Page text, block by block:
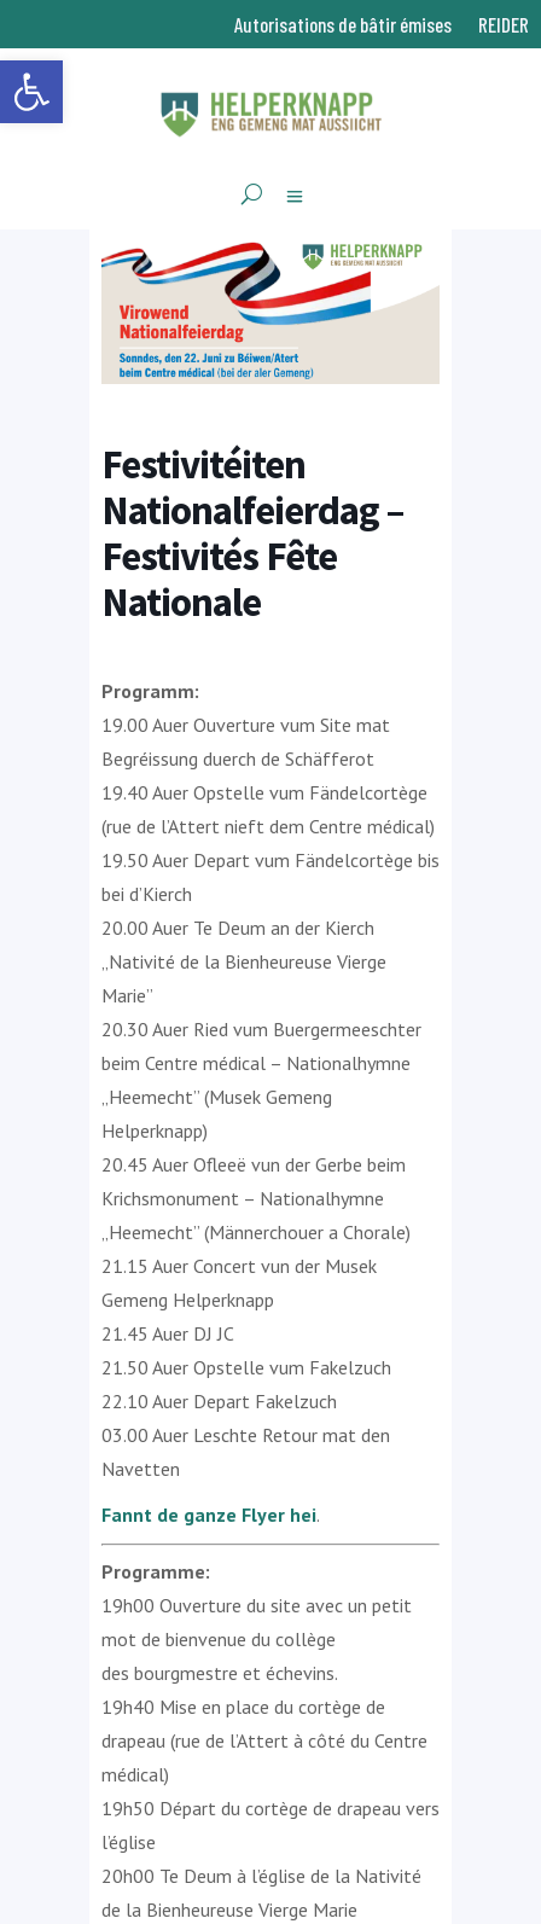
Ouvrir la barre d’outils
Autorisations de bâtir émises REIDER
Festivitéiten
Nationalfeierdag –
Festivités Fête
Nationale
Programm:
19.00 Auer Ouverture vum Site mat
Begréissung duerch de Schäfferot
19.40 Auer Opstelle vum Fändelcortège
(rue de l’Attert nieft dem Centre médical)
19.50 Auer Depart vum Fändelcortège bis
bei d’Kierch
20.00 Auer Te Deum an der Kierch
„Nativité de la Bienheureuse Vierge
Marie”
20.30 Auer Ried vum Buergermeeschter
beim Centre médical – Nationalhymne
„Heemecht” (Musek Gemeng
Helperknapp)
20.45 Auer Ofleeë vun der Gerbe beim
Krichsmonument – Nationalhymne
„Heemecht” (Männerchouer a Chorale)
21.15 Auer Concert vun der Musek
Gemeng Helperknapp
21.45 Auer DJ JC
21.50 Auer Opstelle vum Fakelzuch
22.10 Auer Depart Fakelzuch
03.00 Auer Leschte Retour mat den
Navetten
Fannt de ganze Flyer hei.
Programme:
19h00 Ouverture du site avec un petit
mot de bienvenue du collège
des bourgmestre et échevins.
19h40 Mise en place du cortège de
drapeau (rue de l’Attert à côté du Centre
médical)
19h50 Départ du cortège de drapeau vers
l’église
20h00 Te Deum à l’église de la Nativité
de la Bienheureuse Vierge Marie